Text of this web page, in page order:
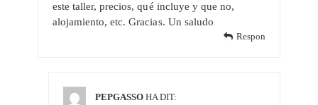
este taller, precios, qué incluye y que no,
alojamiento, etc. Gracias. Un saludo
Respon
PEPGASSO HA DIT: